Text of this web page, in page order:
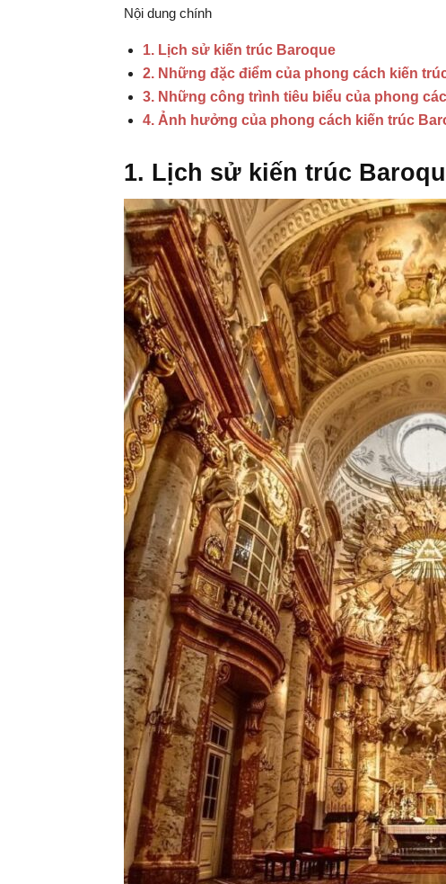
Nội dung chính
1. Lịch sử kiến trúc Baroque
2. Những đặc điểm của phong cách kiến
3. Những công trình tiêu biểu của phong
4. Ảnh hưởng của phong cách kiến trúc
1. Lịch sử kiến trúc